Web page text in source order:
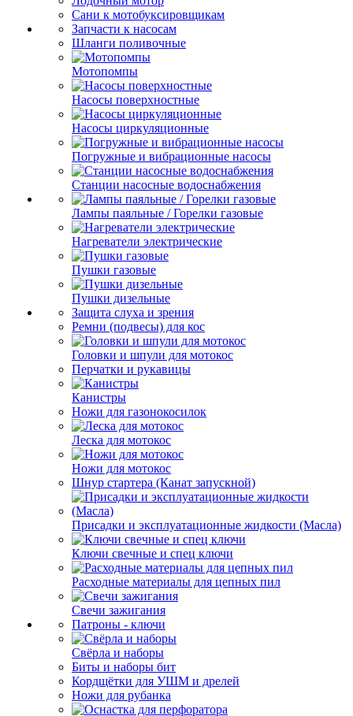
Сани к мотобуксировщикам
Запчасти к насосам
Шланги поливочные
Мотопомпы
Насосы поверхностные
Насосы циркуляционные
Погружные и вибрационные насосы
Станции насосные водоснабжения
Лампы паяльные / Горелки газовые
Нагреватели электрические
Пушки газовые
Пушки дизельные
Защита слуха и зрения
Ремни (подвесы) для кос
Головки и шпули для мотокос
Перчатки и рукавицы
Канистры
Ножи для газонокосилок
Леска для мотокос
Ножи для мотокос
Шнур стартера (Канат запускной)
Присадки и эксплуатационные жидкости (Масла)
Ключи свечные и спец ключи
Расходные материалы для цепных пил
Свечи зажигания
Патроны - ключи
Свёрла и наборы
Биты и наборы бит
Кордщётки для УШМ и дрелей
Ножи для рубанка